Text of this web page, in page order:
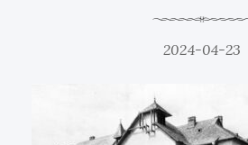
2024-04-23